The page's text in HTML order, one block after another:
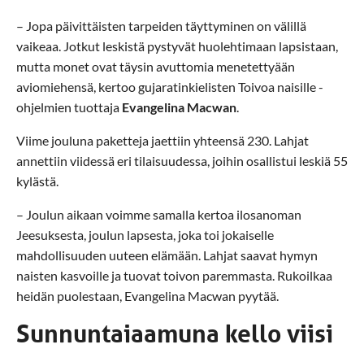
– Jopa päivittäisten tarpeiden täyttyminen on välillä
vaikeaa. Jotkut leskistä pystyvät huolehtimaan lapsistaan,
mutta monet ovat täysin avuttomia menetettyään
aviomiehensä, kertoo gujaratinkielisten Toivoa naisille -
ohjelmien tuottaja Evangelina Macwan.
Viime jouluna paketteja jaettiin yhteensä 230. Lahjat
annettiin viidessä eri tilaisuudessa, joihin osallistui leskiä 55
kylästä.
– Joulun aikaan voimme samalla kertoa ilosanoman
Jeesuksesta, joulun lapsesta, joka toi jokaiselle
mahdollisuuden uuteen elämään. Lahjat saavat hymyn
naisten kasvoille ja tuovat toivon paremmasta. Rukoilkaa
heidän puolestaan, Evangelina Macwan pyytää.
Sunnuntaiaamuna kello viisi